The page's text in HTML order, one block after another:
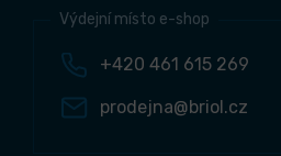
Výdejní místo e-shop
+420 461 615 269
prodejna@briol.cz